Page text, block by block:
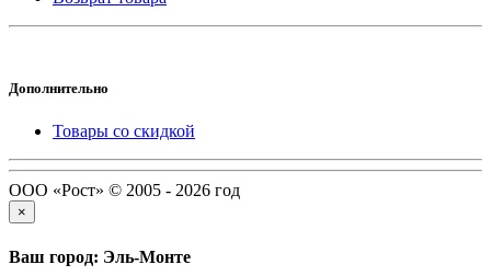
Дополнительно
Товары со скидкой
ООО «Рост» © 2005 - 2026 год
×
Ваш город: Эль-Монте